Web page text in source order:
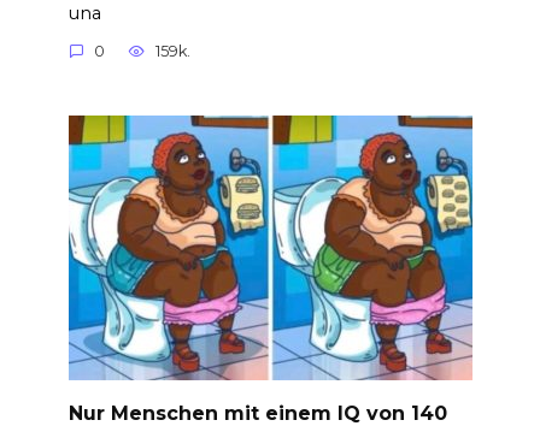
una
0 159k.
Nur Menschen mit einem IQ von 140